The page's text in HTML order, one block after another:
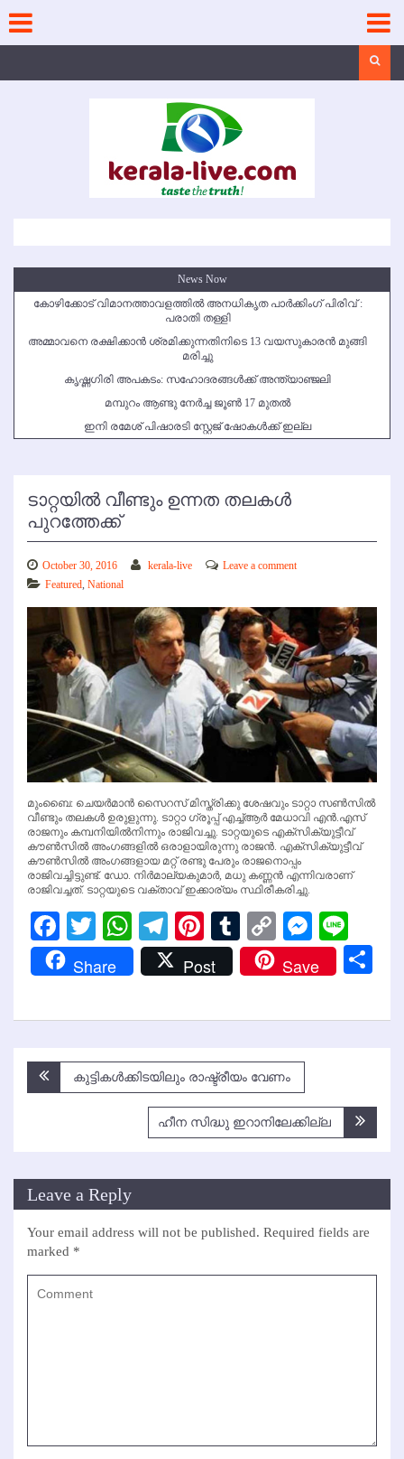
content
News Now
കോഴിക്കോട് വിമാനത്താവളത്തില്‍ അനധികൃത പാര്‍ക്കിംഗ് പിരിവ് :
പരാതി തള്ളി
അമ്മാവനെ രക്ഷിക്കാന്‍ ശ്രമിക്കുന്നതിനിടെ 13 വയസുകാരന്‍ മുങ്ങി
മരിച്ചു
കൃഷ്ണഗിരി അപകടം: സഹോദരങ്ങള്‍ക്ക് അന്ത്യാഞ്ജലി
മമ്പുറം ആണ്ടു നേര്‍ച്ച ജൂണ്‍ 17 മുതല്‍
ഇനി രമേശ് പിഷാരടി സ്റ്റേജ് ഷോകള്‍ക്ക് ഇല്ല
ടാറ്റയില്‍ വീണ്ടും ഉന്നത തലകള്‍
പുറത്തേക്ക്
October 30, 2016 kerala-live
Leave a comment
Featured, National
മുംബൈ: ചെയര്‍മാന്‍ സൈറസ് മിസ്ത്രിക്കു ശേഷവും ടാറ്റാ സണ്‍സില്‍
വീണ്ടും തലകള്‍ ഉരുളുന്നു. ടാറ്റാ ഗ്രൂപ്പ് എച്ച്ആര്‍ മേധാവി എന്‍.എസ്
രാജനും കമ്പനിയില്‍നിന്നും രാജിവച്ചു. ടാറ്റയുടെ എക്‌സിക്യുട്ടീവ്
കൗണ്‍സില്‍ അംഗങ്ങളില്‍ ഒരാളായിരുന്നു രാജന്‍. എക്‌സിക്യുട്ടീവ്
കൗണ്‍സില്‍ അംഗങ്ങളായ മറ്റ് രണ്ടു പേരും രാജനൊപ്പം
രാജിവച്ചിട്ടുണ്ട്. ഡോ. നിര്‍മാല്യകുമാര്‍, മധു കണ്ണന്‍ എന്നിവരാണ്
രാജിവച്ചത്. ടാറ്റയുടെ വക്താവ് ഇക്കാര്യം സ്ഥിരീകരിച്ചു.
Facebook
TwitterWhatsApp
Telegram
Pinterest
Tumblr
Copy
Link
Share Post Save
Post
navigation
കുട്ടികള്‍ക്കിടയിലും രാഷ്ട്രീയം വേണം
ഹീന സിദ്ധു ഇറാനിലേക്കില്ല
Leave a Reply
Your email address will not be published. Required fields are
marked *